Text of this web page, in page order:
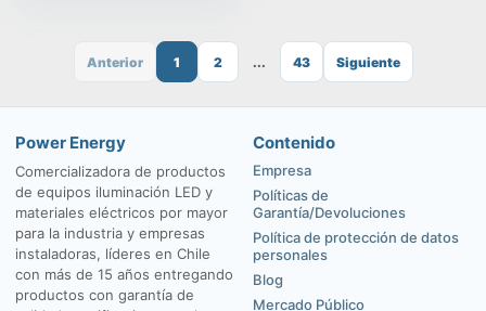
Anterior 1 2 ... 43 Siguiente
Power Energy
Comercializadora de productos
de equipos iluminación LED y
materiales eléctricos por mayor
para la industria y empresas
instaladoras, líderes en Chile
con más de 15 años entregando
productos con garantía de
Contenido
Empresa
Políticas de
Garantía/Devoluciones
Política de protección de datos
personales
Blog
Mercado Público